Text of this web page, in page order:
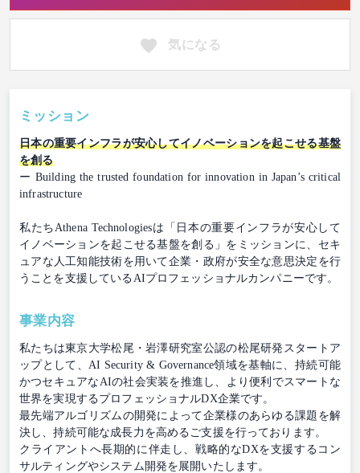
気になる
ミッション
日本の重要インフラが安心してイノベーションを起こせる基盤
を創る
ー Building the trusted foundation for innovation in Japan’s critical
infrastructure
私たちAthena Technologiesは「日本の重要インフラが安心して
イノベーションを起こせる基盤を創る」をミッションに、セキ
ュアな人工知能技術を用いて企業・政府が安全な意思決定を行
うことを支援しているAIプロフェッショナルカンパニーです。
事業内容
私たちは東京大学松尾・岩澤研究室公認の松尾研発スタートア
ップとして、AI Security & Governance領域を基軸に、持続可能
かつセキュアなAIの社会実装を推進し、より便利でスマートな
世界を実現するプロフェッショナルDX企業です。
最先端アルゴリズムの開発によって企業様のあらゆる課題を解
決し、持続可能な成長力を高めるご支援を行っております。
クライアントへ長期的に伴走し、戦略的なDXを支援するコン
サルティングやシステム開発を展開いたします。